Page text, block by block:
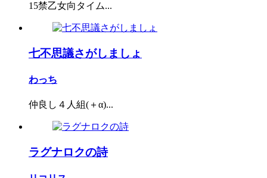
15禁乙女向タイム...
七不思議さがしましょ
わっち
仲良し４人組(＋α)...
ラグナロクの詩